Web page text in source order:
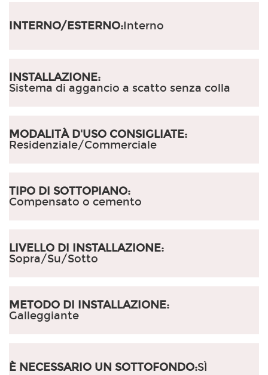
INTERNO/ESTERNO:Interno
INSTALLAZIONE:
Sistema di aggancio a scatto senza colla
MODALITÀ D'USO CONSIGLIATE:
Residenziale/Commerciale
TIPO DI SOTTOPIANO:
Compensato o cemento
LIVELLO DI INSTALLAZIONE:
Sopra/Su/Sotto
METODO DI INSTALLAZIONE:
Galleggiante
È NECESSARIO UN SOTTOFONDO:SÌ